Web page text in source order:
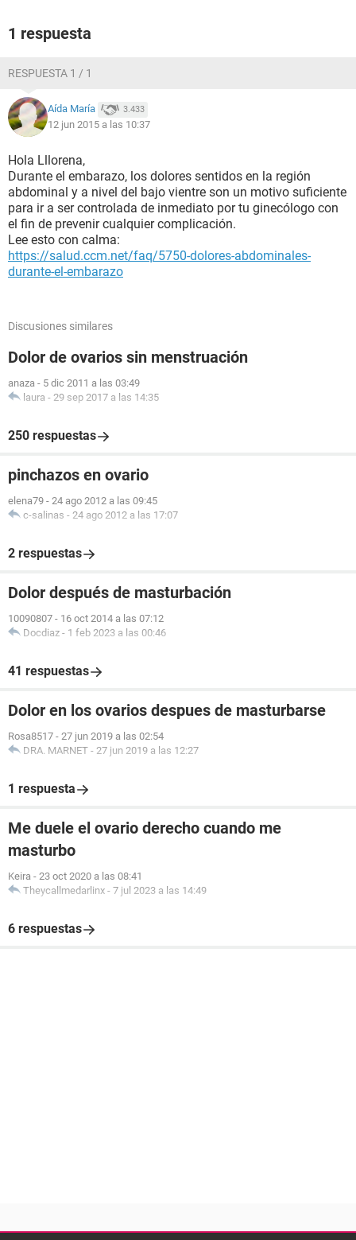
1 respuesta
RESPUESTA 1 / 1
Aída María 3.433
12 jun 2015 a las 10:37
Hola Lllorena,
Durante el embarazo, los dolores sentidos en la región
abdominal y a nivel del bajo vientre son un motivo suficiente
para ir a ser controlada de inmediato por tu ginecólogo con
el fin de prevenir cualquier complicación.
Lee esto con calma:
https://salud.ccm.net/faq/5750-dolores-abdominales-
durante-el-embarazo
Discusiones similares
Dolor de ovarios sin menstruación
anaza - 5 dic 2011 a las 03:49
laura - 29 sep 2017 a las 14:35
250 respuestas
pinchazos en ovario
elena79 - 24 ago 2012 a las 09:45
c-salinas - 24 ago 2012 a las 17:07
2 respuestas
Dolor después de masturbación
10090807 - 16 oct 2014 a las 07:12
Docdiaz - 1 feb 2023 a las 00:46
41 respuestas
Dolor en los ovarios despues de masturbarse
Rosa8517 - 27 jun 2019 a las 02:54
DRA. MARNET - 27 jun 2019 a las 12:27
1 respuesta
Me duele el ovario derecho cuando me
masturbo
Keira - 23 oct 2020 a las 08:41
Theycallmedarlinx - 7 jul 2023 a las 14:49
6 respuestas